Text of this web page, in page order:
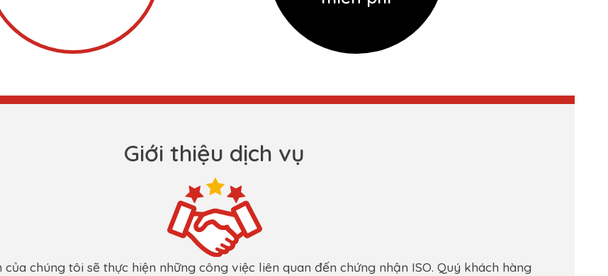
Giới thiệu dịch vụ
chúng tôi sẽ thực hiện những công việc liên quan đến chứng nhận ISO. Quý khách hàng